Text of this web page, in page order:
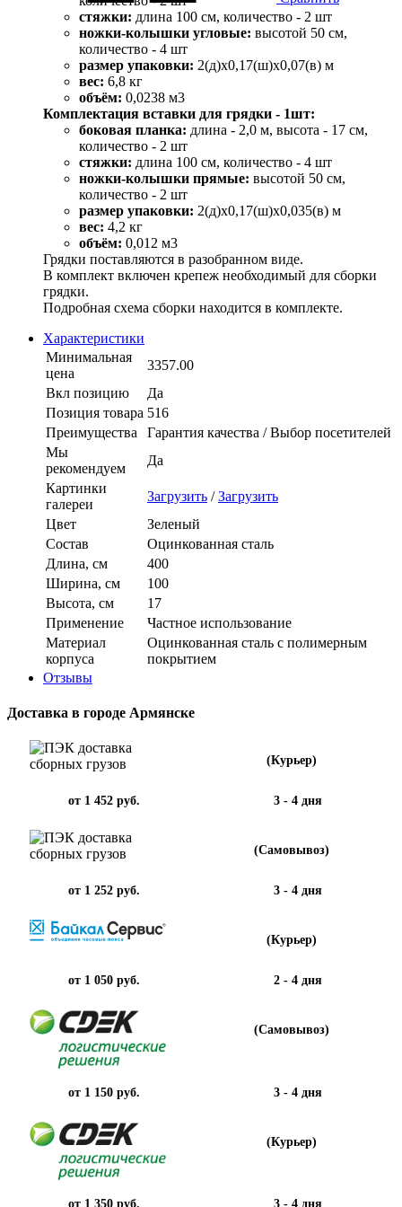
стяжки: длина 100 см, количество - 2 шт
ножки-колышки угловые: высотой 50 см,
количество - 4 шт
размер упаковки: 2(д)х0,17(ш)х0,07(в) м
вес: 6,8 кг
объём: 0,0238 м3
Комплектация вставки для грядки - 1шт:
боковая планка: длина - 2,0 м, высота - 17 см,
количество - 2 шт
стяжки: длина 100 см, количество - 4 шт
ножки-колышки прямые: высотой 50 см,
количество - 2 шт
размер упаковки: 2(д)х0,17(ш)х0,035(в) м
вес: 4,2 кг
объём: 0,012 м3
Грядки поставляются в разобранном виде.
В комплект включен крепеж необходимый для сборки
грядки.
Подробная схема сборки находится в комплекте.
Характеристики
Минимальная
цена
3357.00
Вкл позицию
Да
Позиция товара 516
Преимущества
Гарантия качества / Выбор посетителей
Мы
рекомендуем
Да
Картинки
галереи
Загрузить /Загрузить
Цвет
Зеленый
Состав
Оцинкованная сталь
Длина, см
400
Ширина, см
100
Высота, см
17
Применение
Частное использование
Материал
корпуса
Оцинкованная сталь с полимерным
покрытием
Отзывы
Доставка в городе Армянске
(Курьер)
от 1 452 руб. 3 - 4 дня
(Самовывоз)
от 1 252 руб. 3 - 4 дня
(Курьер)
от 1 050 руб. 2 - 4 дня
(Самовывоз)
от 1 150 руб. 3 - 4 дня
(Курьер)
от 1 350 руб. 3 - 4 дня